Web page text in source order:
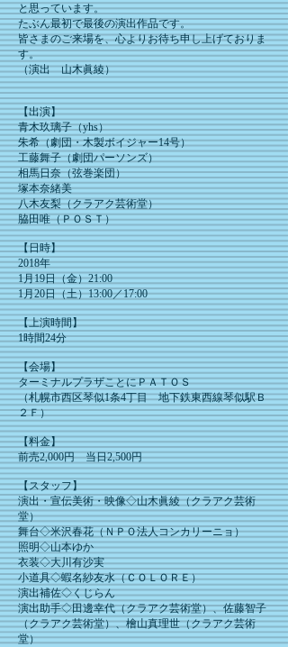
と思っています。
たぶん最初で最後の演出作品です。
皆さまのご来場を、心よりお待ち申し上げておりま
す。
（演出 山木眞綾）
【出演】
青木玖璃子（yhs）
朱希（劇団・木製ボイジャー14号）
工藤舞子（劇団パーソンズ）
相馬日奈（弦巻楽団）
塚本奈緒美
八木友梨（クラアク芸術堂）
脇田唯（ＰＯＳＴ）
【日時】
2018年
1月19日（金）21:00
1月20日（土）13:00／17:00
【上演時間】
​1時間24分
【会場】
ターミナルプラザことにＰＡＴＯＳ
（札幌市西区琴似1条4丁目 地下鉄東西線琴似駅Ｂ
２Ｆ）
【料金】
前売2,000円 当日2,500円
​【スタッフ】
演出・宣伝美術・映像◇山木眞綾（クラアク芸術
堂）
舞台◇米沢春花（ＮＰＯ法人コンカリーニョ）
照明◇山本ゆか
衣装◇大川有沙実
小道具◇蝦名紗友水（ＣＯＬＯＲＥ）
演出補佐◇くじらん
演出助手◇田邊幸代（クラアク芸術堂）、佐藤智子
（クラアク芸術堂）、檜山真理世（クラアク芸術
堂）